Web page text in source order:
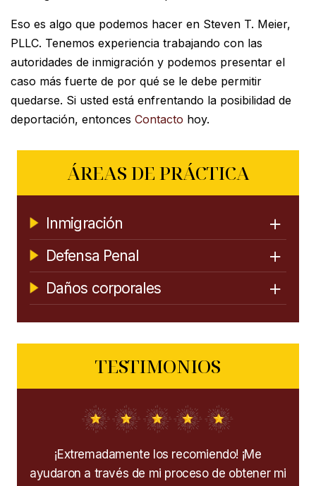
Eso es algo que podemos hacer en Steven T. Meier,
PLLC. Tenemos experiencia trabajando con las
autoridades de inmigración y podemos presentar el
caso más fuerte de por qué se le debe permitir
quedarse. Si usted está enfrentando la posibilidad de
deportación, entonces Contacto hoy.
ÁREAS DE PRÁCTICA
Inmigración
Defensa Penal
Daños corporales
TESTIMONIOS
¡Extremadamente los recomiendo! ¡Me
ayudaron a través de mi proceso de obtener mi